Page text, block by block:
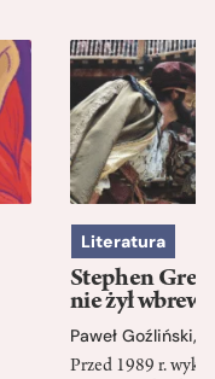
Literatura
Stephen
nie żył wbrew
Paweł Goźliński,
Przed 1989 r.